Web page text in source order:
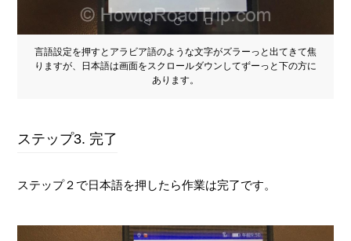
言語設定を押すとアラビア語のような文字がズラーっと出てきて焦
りますが、日本語は画面をスクロールダウンしてずーっと下の方に
あります。
ステップ3. 完了
ステップ２で日本語を押したら作業は完了です。